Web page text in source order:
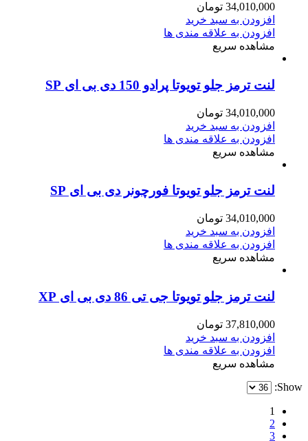
34,010,000 تومان
افزودن به سبد خرید
افزودن به علاقه مندی ها
مشاهده سریع
لنت ترمز جلو تویوتا پرادو 150 دی بی ای SP
34,010,000 تومان
افزودن به سبد خرید
افزودن به علاقه مندی ها
مشاهده سریع
لنت ترمز جلو تویوتا فورچونر دی بی ای SP
34,010,000 تومان
افزودن به سبد خرید
افزودن به علاقه مندی ها
مشاهده سریع
لنت ترمز جلو تویوتا جی تی 86 دی بی ای XP
37,810,000 تومان
افزودن به سبد خرید
افزودن به علاقه مندی ها
مشاهده سریع
Show:
1
2
3